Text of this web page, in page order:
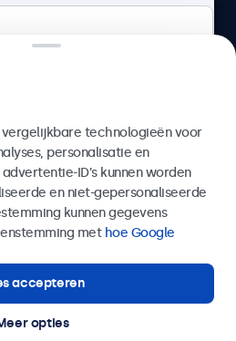
5000+ bedrijven
Beetronics
technologieën voor
personalisatie en
ID’s kunnen worden
en niet-gepersonaliseerde
kunnen gegevens
met hoe Google
accepteren
opties